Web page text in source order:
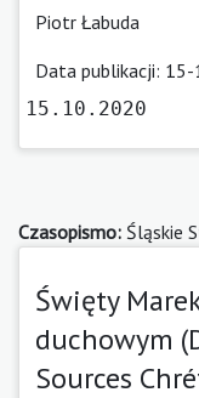
Piotr Łabuda
Data publikacji:
15.10.2020
Czasopismo: Śląskie
Święty
duchowym
Sources